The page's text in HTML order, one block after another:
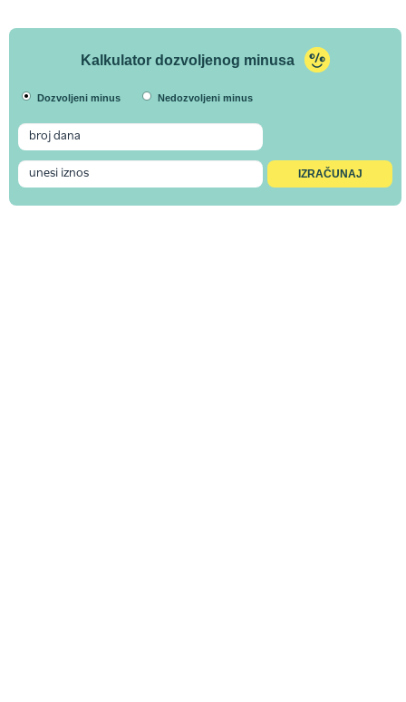
Kalkulator dozvoljenog minusa
Dozvoljeni minus Nedozvoljeni minus